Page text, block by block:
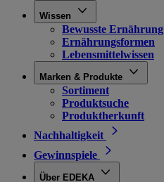
Wissen
Bewusste Ernährung
Ernährungsformen
Lebensmittelwissen
Marken & Produkte
Sortiment
Produktsuche
Produktherkunft
Nachhaltigkeit
Gewinnspiele
Über EDEKA